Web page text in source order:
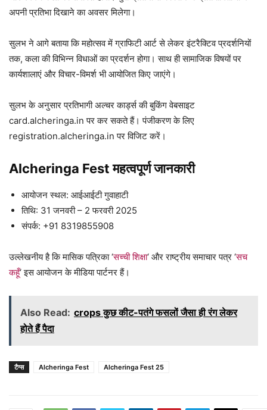
अपनी प्रतिभा दिखाने का अवसर मिलेगा।
सुलभ ने आगे बताया कि महोत्सव में ग्राफिटी आर्ट से लेकर इंटरैक्टिव प्रदर्शनियों
तक, कला की विभिन्न विधाओं का प्रदर्शन होगा। साथ ही सामाजिक विषयों पर
कार्यशालाएं और विचार-विमर्श भी आयोजित किए जाएंगे।
सुलभ के अनुसार प्रतिभागी अल्चर कार्ड्स की बुकिंग वेबसाइट
card.alcheringa.in पर कर सकते हैं। पंजीकरण के लिए
registration.alcheringa.in पर विजिट करें।
Alcheringa Fest महत्वपूर्ण जानकारी
आयोजन स्थल: आईआईटी गुवाहाटी
तिथि: 31 जनवरी – 2 फरवरी 2025
संपर्क: +91 8319855908
उल्लेखनीय है कि मासिक पत्रिका ‘सच्ची शिक्षा‘ और राष्ट्रीय समाचार पत्र ‘सच
कहूँ‘ इस आयोजन के मीडिया पार्टनर हैं।
Also Read: crops कुछ कीट-पतंगे फसलों जैसा ही रंग लेकर
होते हैं पैदा
टैग्स Alcheringa Fest Alcheringa Fest 25